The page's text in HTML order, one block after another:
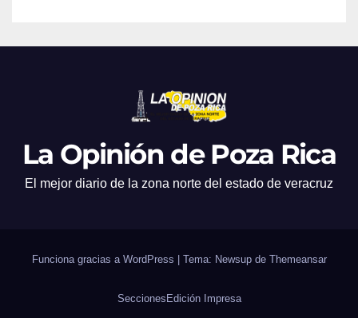
La Opinión de Poza Rica
El mejor diario de la zona norte del estado de veracruz
Funciona gracias a WordPress Tema: Newsup de Themeansar
SeccionesEdición Impresa